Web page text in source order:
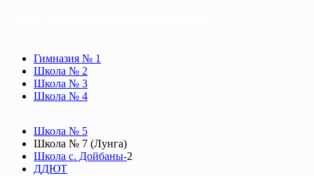
Гимназия № 1
Школа № 2
Школа № 3
Школа № 4
Школа № 5
Школа № 7 (Лунга)
Школа с. Дойбаны-2
ДДЮТ